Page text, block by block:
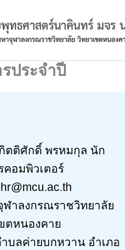
ประจำปี
กดิ์ พรหมกุล นักวิชาการ
ฬาลงกรณราชวิทยาลัย
ตหนองคาย
บลค่ายบกหวาน อำเภอ
หนองคาย 43100